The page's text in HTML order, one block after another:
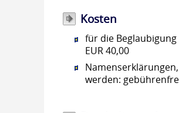
Kosten
für die
EUR 40,00
werden: